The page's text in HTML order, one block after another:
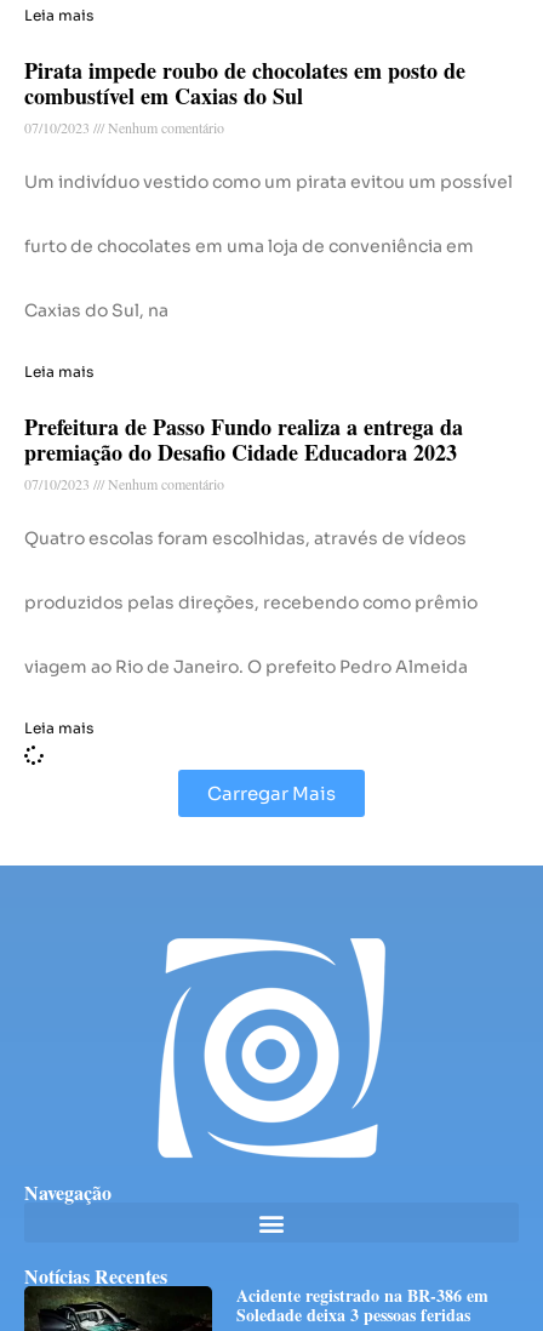
Leia mais
Pirata impede roubo de chocolates em posto de
combustível em Caxias do Sul
07/10/2023 Nenhum comentário
Um indivíduo vestido como um pirata evitou um possível
furto de chocolates em uma loja de conveniência em
Caxias do Sul, na
Leia mais
Prefeitura de Passo Fundo realiza a entrega da
premiação do Desafio Cidade Educadora 2023
07/10/2023 Nenhum comentário
Quatro escolas foram escolhidas, através de vídeos
produzidos pelas direções, recebendo como prêmio
viagem ao Rio de Janeiro. O prefeito Pedro Almeida
Leia mais
Carregar Mais
Navegação
Notícias Recentes
Acidente registrado na BR-386 em
Soledade deixa 3 pessoas feridas